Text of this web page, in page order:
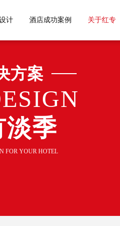
计 酒店成功案例 关于红专
方案
淡季
FOR YOUR HOTEL